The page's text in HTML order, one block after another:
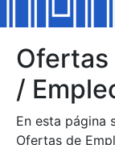
Mostrar/
Mostrar/Ocultar
Ofertas
/
En esta página
Ofertas de